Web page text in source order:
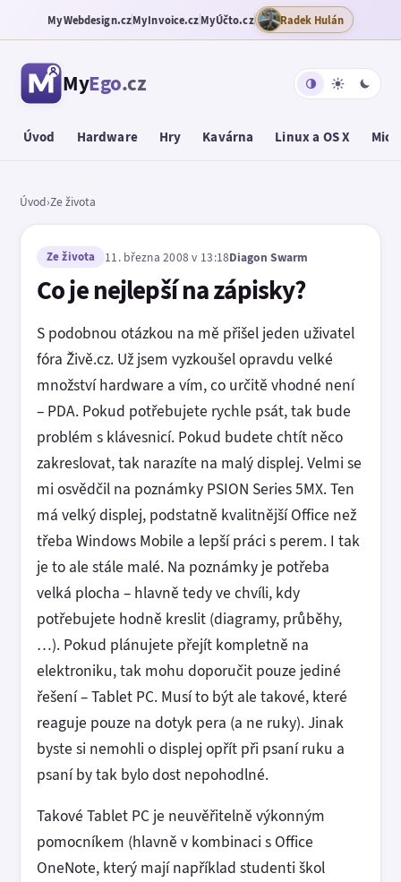
MyWebdesign.czMyInvoice.czMyÚčto.cz Radek Hulán
MyEgo.cz
Úvod Hardware Hry Kavárna Linux a OS X
Úvod›Ze života
Ze života 11. března 2008 v 13:18Diagon Swarm
Co je nejlepší na zápisky?
S podobnou otázkou na mě přišel jeden uživatel
fóra Živě.cz. Už jsem vyzkoušel opravdu velké
množství hardware a vím, co určitě vhodné není
– PDA. Pokud potřebujete rychle psát, tak bude
problém s klávesnicí. Pokud budete chtít něco
zakreslovat, tak narazíte na malý displej. Velmi se
mi osvědčil na poznámky PSION Series 5MX. Ten
má velký displej, podstatně kvalitnější Office než
třeba Windows Mobile a lepší práci s perem. I tak
je to ale stále malé. Na poznámky je potřeba
velká plocha – hlavně tedy ve chvíli, kdy
potřebujete hodně kreslit (diagramy, průběhy,
…). Pokud plánujete přejít kompletně na
elektroniku, tak mohu doporučit pouze jediné
řešení – Tablet PC. Musí to být ale takové, které
reaguje pouze na dotyk pera (a ne ruky). Jinak
byste si nemohli o displej opřít při psaní ruku a
psaní by tak bylo dost nepohodlné.
Takové Tablet PC je neuvěřitelně výkonným
pomocníkem (hlavně v kombinaci s Office
OneNote, který mají například studenti škol